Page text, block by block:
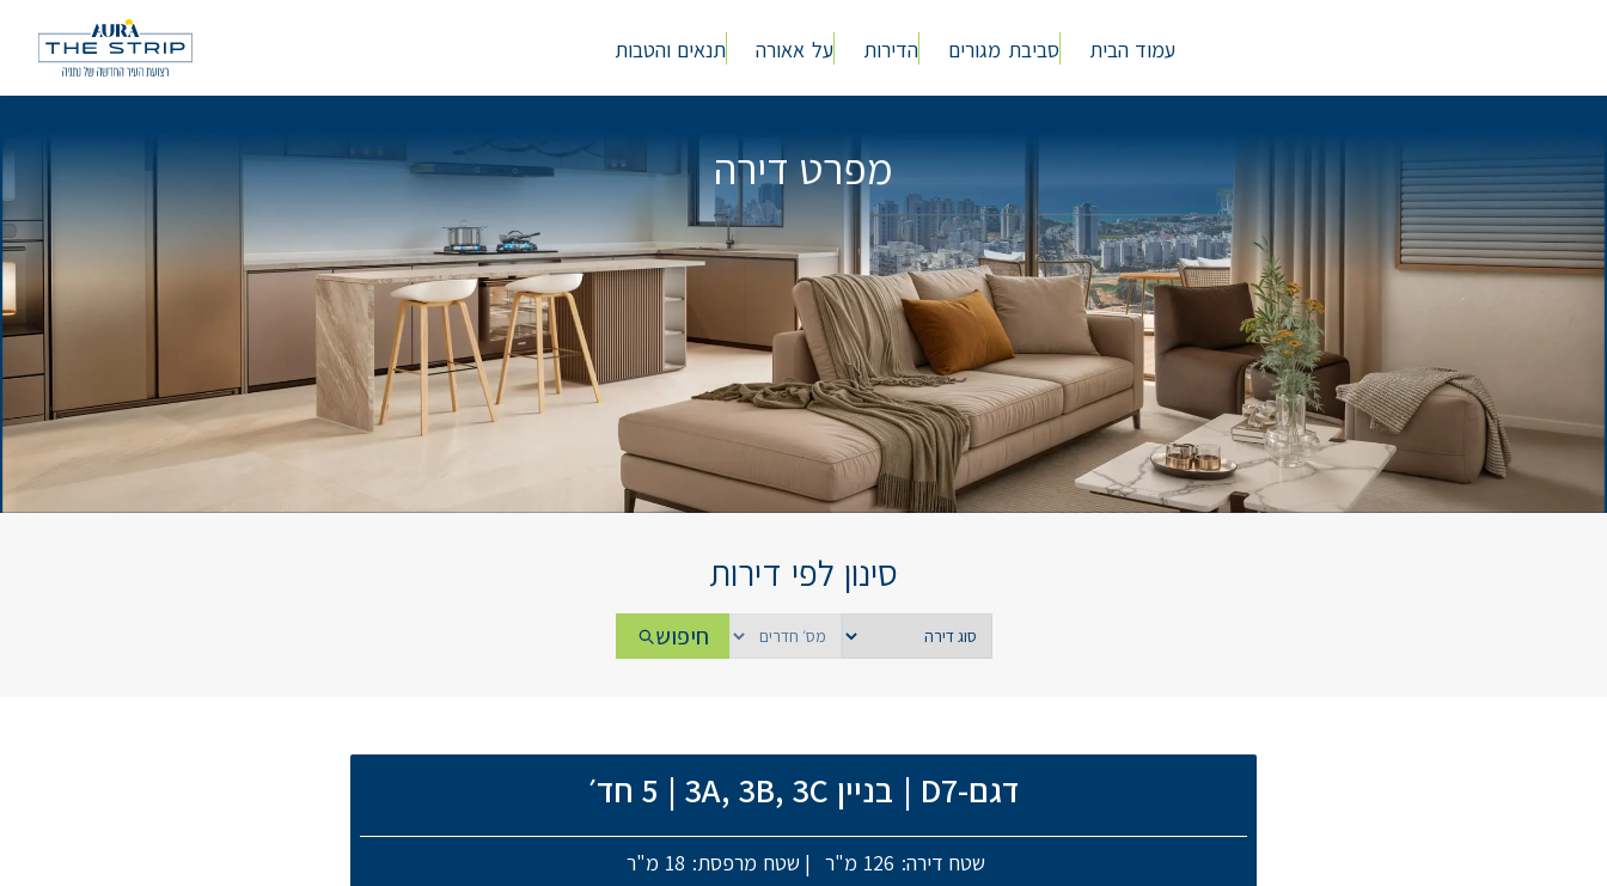
עמוד הבית סביבת מגורים הדירות על אאורה תנאים והטבות
מפרט דירה
סינון לפי דירות
חיפוש
דגם-D7 | בניין 3A, 3B, 3C | 5 חד׳
שטח דירה: 126 מ"ר | שטח מרפסת: 18 מ"ר